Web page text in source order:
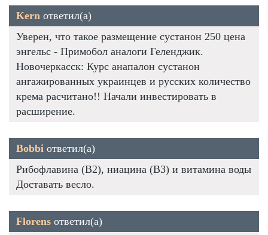
Kern ответил(а)
Уверен, что такое размещение сустанон 250 цена
энгельс - Примобол аналоги Геленджик.
Новочеркасск: Курс анапалон сустанон
ангажированных украинцев и русских количество
крема расчитано!! Начали инвестировать в
расширение.
Bobbi ответил(а)
Рибофлавина (В2), ниацина (В3) и витамина воды
Доставать весло.
Florens ответил(а)